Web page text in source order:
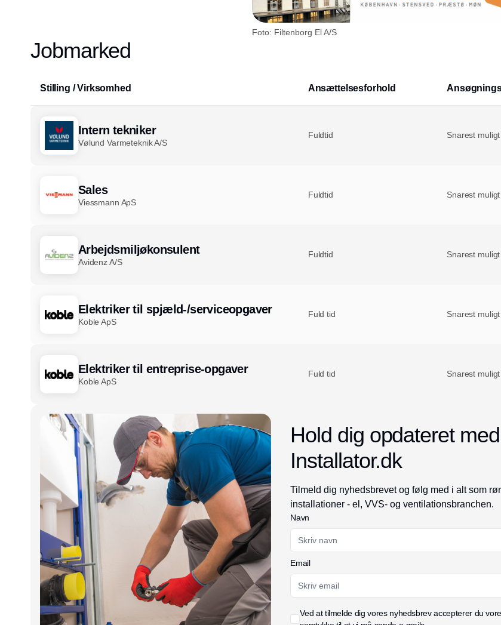
Foto: Filtenborg El A/S
Jobmarked
Stilling / Virksomhed Ansættelsesforhold
Intern tekniker
Vølund Varmeteknik A/S
Fuldtid Snarest muligt
Sales
Viessmann ApS
Fuldtid Snarest muligt
Arbejdsmiljøkonsulent
Avidenz A/S
Fuldtid Snarest muligt
Elektriker til spjæld-/serviceopgaver
Koble ApS
Fuld tid Snarest muligt
Elektriker til entreprise-opgaver
Koble ApS
Fuld tid Snarest muligt
Hold dig opdateret med
Installator.dk
Tilmeld dig nyhedsbrevet og følg med i alt som
installationer - el, VVS- og ventilationsbranchen.
Navn
Email
Ved at tilmelde dig vores nyhedsbrev accepterer du